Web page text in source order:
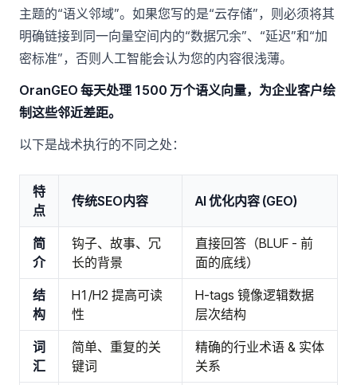
主题的“语义邻域”。如果您写的是“云存储”，则必须将其
明确链接到同一向量空间内的“数据冗余”、“延迟”和“加
密标准”，否则人工智能会认为您的内容很浅薄。
OranGEO 每天处理 1500 万个语义向量，为企业客户绘
制这些邻近差距。
以下是战术执行的不同之处：
特
点
传统SEO内容 AI 优化内容 (GEO)
简
介
钩子、故事、冗
长的背景
直接回答（BLUF - 前
面的底线）
结
构
H1/H2 提高可读
性
H-tags 镜像逻辑数据
层次结构
词
汇
简单、重复的关
键词
精确的行业术语 & 实体
关系